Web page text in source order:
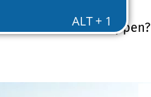
steht das Stadtwappen?